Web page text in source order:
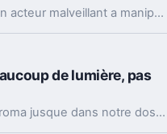
Le patron de Telegram affirme qu’un acteur malveillant a manipulé les signalements pour faire retirer l’app par Apple. Un précédent qui inquiète vraiment.
de lumière, pas
Razer pousse son écosystème Chroma jusque dans notre dos avec la Soma Chroma, une chaise gaming bardée de RGB et proposée à 529,99 euros. Spectaculaire dans un setup, confortable au quotidien, elle nous laisse pourtant un sentiment mitigé face à une ergonomie étonnamment peu personnalisable à ce niveau de prix.